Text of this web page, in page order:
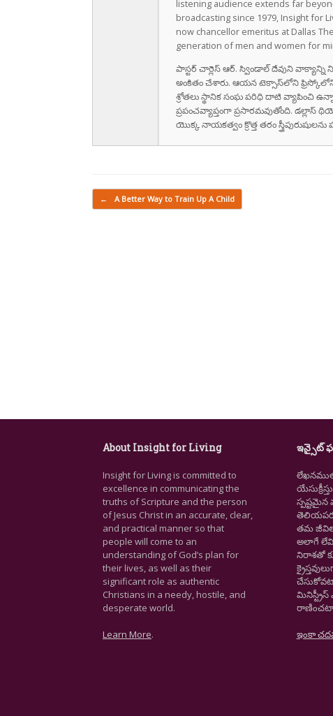
listening audience extends far
broadcasting since 1979, Insight for
now chancellor emeritus at Dallas
generation of men and women for
పాస్టర్ చార్లెస్ ఆర్. స్విండాల్ దేవుని
అంకితం చేశారు. ఆయన టెక్సాస్‌లోని
శ్రోతలు స్థానిక సంఘ పరిధి దాటి వ్యాపించి
ప్రపంచవ్యాప్తంగా ప్రసారమవుతోంది.
యొక్క నాయకత్వం క్రొత్త తరం
Post navigation
← A Better Way to Train Up A Child
About Insight for Living
Insight for Living is committed to
excellence in communicating the
truths of Scripture and the person
of Jesus Christ in an accurate, clear,
and practical manner so that
people will come to an
understanding of God’s plan for
their lives, as well as their
significant role as authentic
Christians in a needy, hostile, and
desperate world.
Learn More.
ఇన్సైట్
తమ
అలాగే
నిరాశతో
మినిస్ట్రీస్
ఇంకా